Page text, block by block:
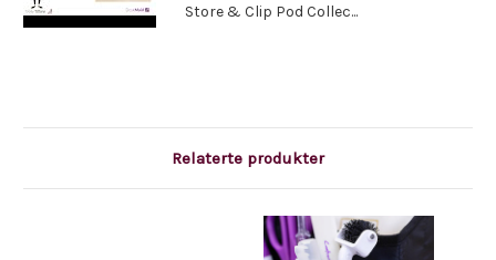
Store & Clip Pod Collec...
Relaterte produkter